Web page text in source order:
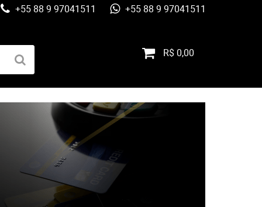
+55 88 9 97041511 +55 88 9 97041511
R$ 0,00